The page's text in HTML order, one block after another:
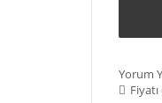
Yorum